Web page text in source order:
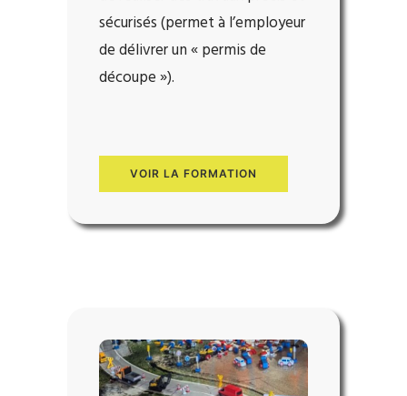
sécurisés (permet à l’employeur
de délivrer un « permis de
découpe »).
VOIR LA FORMATION